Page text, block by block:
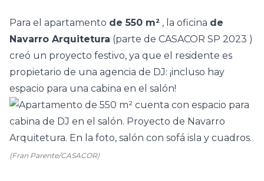
Para el apartamento de 550 m² , la oficina de
Navarro Arquitetura (parte de CASACOR SP 2023 )
creó un proyecto festivo, ya que el residente es
propietario de una agencia de DJ: ¡incluso hay
espacio para una cabina en el salón!
(Fran Parente/CASACOR)